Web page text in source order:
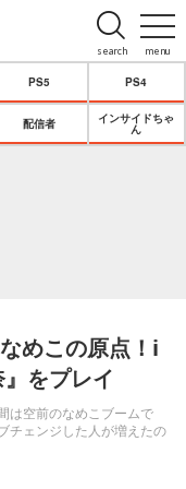
menu
search
PS5 PS4
配信者
インサイドちゃ
ん
めこの原点！i
をプレイ
は空前のなめこブームで
チェンジした人が増えたの